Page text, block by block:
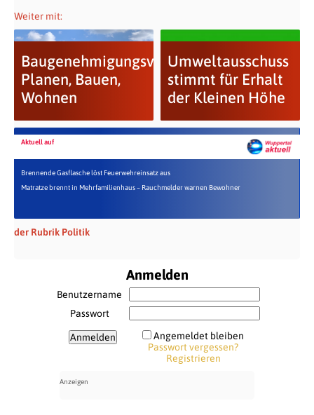
Weiter mit:
Baugenehmigungsverfahren:
Planen, Bauen,
Wohnen
Umweltausschuss
stimmt für Erhalt
der Kleinen Höhe
Aktuell auf
Brennende Gasflasche löst Feuerwehreinsatz aus
Matratze brennt in Mehrfamilienhaus – Rauchmelder warnen Bewohner
der Rubrik Politik
Anmelden
Benutzername
Passwort
Angemeldet bleiben
Passwort vergessen?
Registrieren